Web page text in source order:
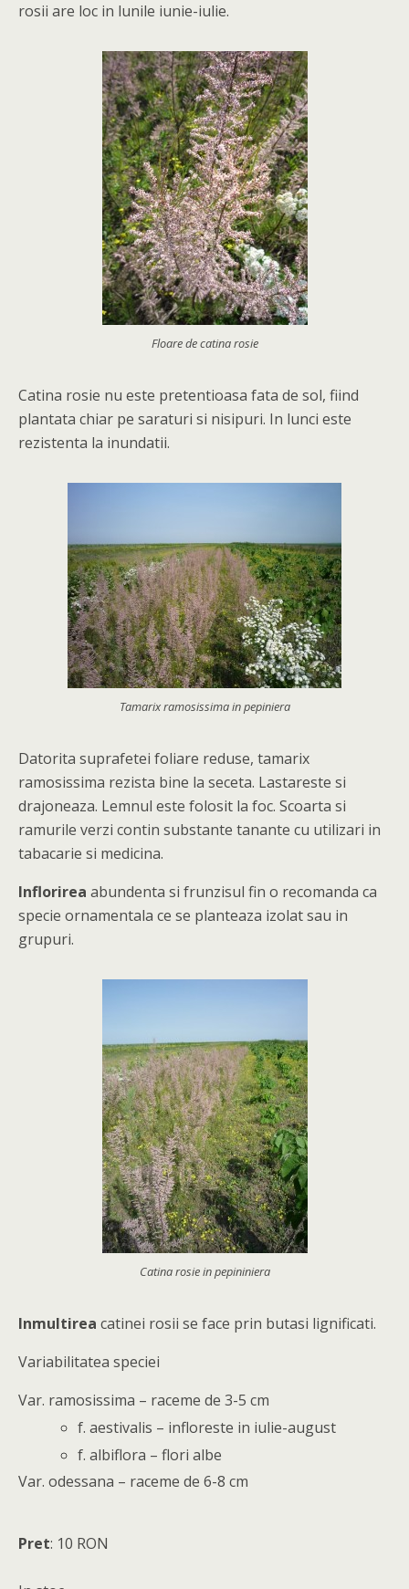
rosii are loc in lunile iunie-iulie.
Floare de catina rosie
Catina rosie nu este pretentioasa fata de sol, fiind
plantata chiar pe saraturi si nisipuri. In lunci este
rezistenta la inundatii.
Tamarix ramosissima in pepiniera
Datorita suprafetei foliare reduse, tamarix
ramosissima rezista bine la seceta. Lastareste si
drajoneaza. Lemnul este folosit la foc. Scoarta si
ramurile verzi contin substante tanante cu utilizari in
tabacarie si medicina.
Inflorirea abundenta si frunzisul fin o recomanda ca
specie ornamentala ce se planteaza izolat sau in
grupuri.
Catina rosie in pepininiera
Inmultirea catinei rosii se face prin butasi lignificati.
Variabilitatea speciei
Var. ramosissima – raceme de 3-5 cm
f. aestivalis – infloreste in iulie-august
f. albiflora – flori albe
Var. odessana – raceme de 6-8 cm
Pret: 10 RON